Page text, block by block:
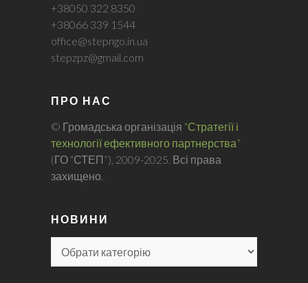
+38050 322 8350
+38066 339 1544
office@stepngo.in.ua
stepzpz@gmail.com
ПРО НАС
© Громадська організація “Стратегії і
технології ефективного партнерства”
(ГО “СТЕП”), 2009-2025. Всі права
захищено.
НОВИНИ